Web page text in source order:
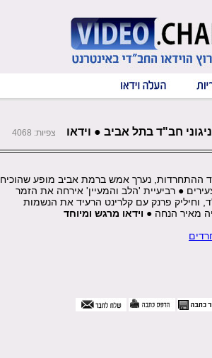
חב"ד בתל אביב ● וידאו צפיות: 4068
ההתחרדות, נערך אמש ברמת אביב מופע שהוכיח
● רביעיית 'הלב והמעיין' אירחה את הזמר
וחיליק פרנק עם קלרינט הרעיד את הנשמות
מאיר הנחה ● וידאו מרגש ומיוחד